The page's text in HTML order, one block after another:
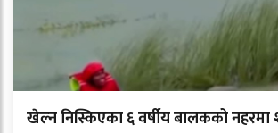
खेल्न निस्किएका ६ वर्षीय बालकको